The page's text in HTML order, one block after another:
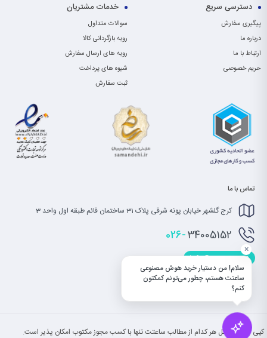
دسترسی سریع
پیگیری سفارش
درباره ما
ارتباط با ما
حریم خصوصی
خدمات مشتریان
سوالات متداول
رویه بازگردانی کالا
رویه های ارسال سفارش
شیوه های پرداخت
ثبت سفارش
تماس با ما
کرج گلشهر خیابان پونه شرقی پلاک 31 ساختمان قائم طبقه اول واحد 3
026-34005152
info@saatet.com
کپی بخش یا کل هر کدام از مطالب ساعتت تنها با کسب مجوز مکتوب امکان پذیر است.
سلام! من دستیار خرید هوش مصنوعی
ساعتت هستم، چطور می‌تونم کمکتون
کنم؟
×